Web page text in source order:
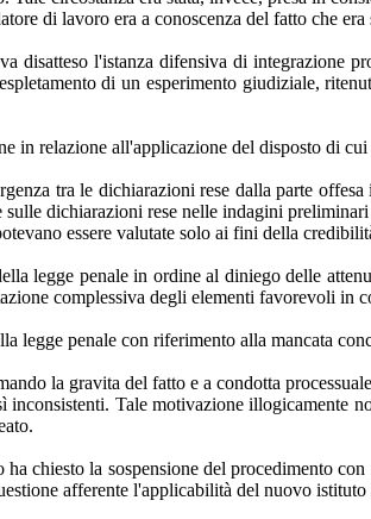
di lavoro era a conoscenza del fatto che
disatteso l'istanza difensiva di
di un esperimento giudiziale,
in relazione all'applicazione del disposto di
tra le dichiarazioni rese dalla parte
dichiarazioni rese nelle indagini
essere valutate solo ai fini della
legge penale in ordine al diniego delle
complessiva degli elementi favorevoli in
legge penale con riferimento alla mancata
la gravita del fatto e a condotta
Tale motivazione illogicamente
chiesto la sospensione del procedimento
afferente l'applicabilità del nuovo